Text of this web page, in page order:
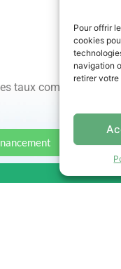
Pour offrir
cookies
navigation
retirer
taux compétitifs et